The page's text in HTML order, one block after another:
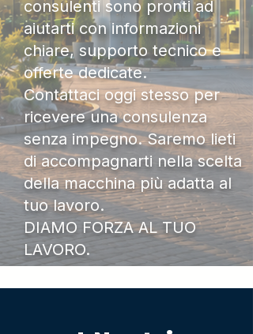
consulenti sono pronti ad
aiutarti con informazioni
chiare, supporto tecnico e
offerte dedicate.
Contattaci oggi stesso per
ricevere una consulenza
senza impegno. Saremo lieti
di accompagnarti nella scelta
della macchina più adatta al
tuo lavoro.
DIAMO FORZA AL TUO
LAVORO.